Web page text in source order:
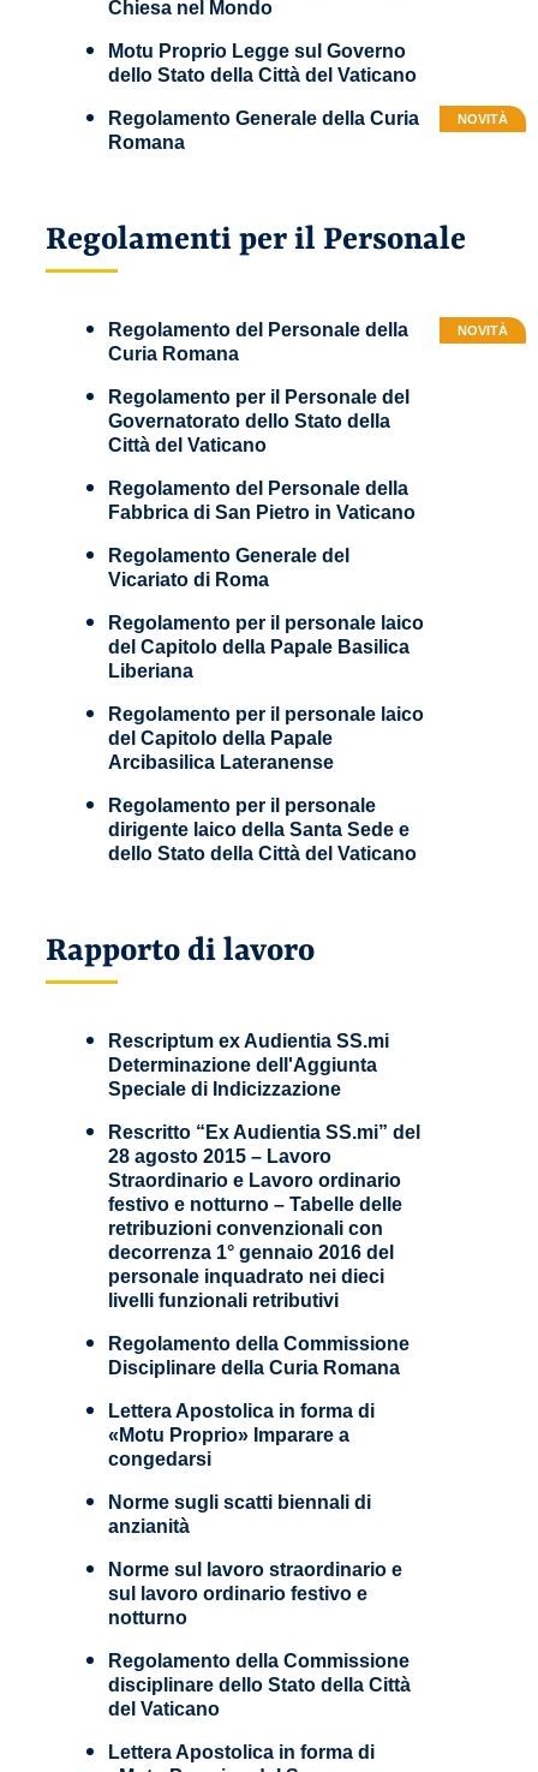
Chiesa nel Mondo
Motu Proprio Legge sul Governo
dello Stato della Città del Vaticano
Regolamento Generale della Curia
Romana
NOVITÀ
Regolamenti per il Personale
Regolamento del Personale della
Curia Romana
NOVITÀ
Regolamento per il Personale del
Governatorato dello Stato della
Città del Vaticano
Regolamento del Personale della
Fabbrica di San Pietro in Vaticano
Regolamento Generale del
Vicariato di Roma
Regolamento per il personale laico
del Capitolo della Papale Basilica
Liberiana
Regolamento per il personale laico
del Capitolo della Papale
Arcibasilica Lateranense
Regolamento per il personale
dirigente laico della Santa Sede e
dello Stato della Città del Vaticano
Rapporto di lavoro
Rescriptum ex Audientia SS.mi
Determinazione dell'Aggiunta
Speciale di Indicizzazione
Rescritto “Ex Audientia SS.mi” del
28 agosto 2015 – Lavoro
Straordinario e Lavoro ordinario
festivo e notturno – Tabelle delle
retribuzioni convenzionali con
decorrenza 1° gennaio 2016 del
personale inquadrato nei dieci
livelli funzionali retributivi
Regolamento della Commissione
Disciplinare della Curia Romana
Lettera Apostolica in forma di
«Motu Proprio» Imparare a
congedarsi
Norme sugli scatti biennali di
anzianità
Norme sul lavoro straordinario e
sul lavoro ordinario festivo e
notturno
Regolamento della Commissione
disciplinare dello Stato della Città
del Vaticano
Lettera Apostolica in forma di